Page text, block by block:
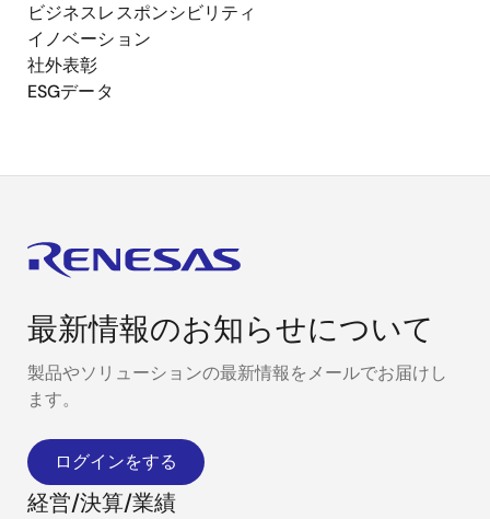
ビジネスレスポンシビリティ
イノベーション
社外表彰
ESGデータ
最新情報のお知らせについて
製品やソリューションの最新情報をメールでお届けし
ます。
ログインをする
経営/決算/業績